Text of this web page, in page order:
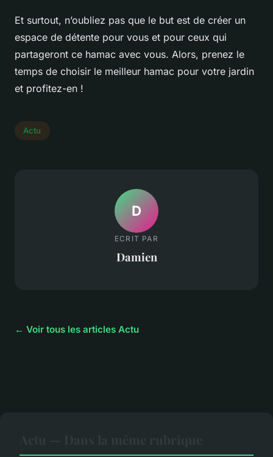
Et surtout, n’oubliez pas que le but est de créer un
espace de détente pour vous et pour ceux qui
partageront ce hamac avec vous. Alors, prenez le
temps de choisir le meilleur hamac pour votre jardin
et profitez-en !
Actu
D
ECRIT PAR
Damien
← Voir tous les articles Actu